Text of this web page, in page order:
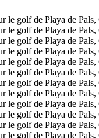
le golf de Playa de Pals,
le golf de Playa de Pals,
le golf de Playa de Pals,
le golf de Playa de Pals,
le golf de Playa de Pals,
le golf de Playa de Pals,
le golf de Playa de Pals,
le golf de Playa de Pals,
le golf de Playa de Pals,
le golf de Playa de Pals,
le golf de Playa de Pals,
le golf de Playa de Pals,